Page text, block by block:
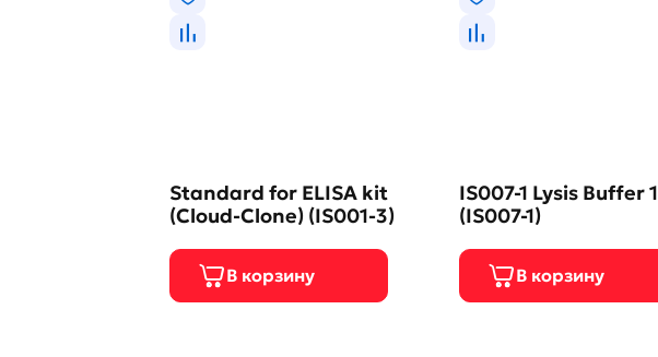
Standard for ELISA kit
(Cloud-Clone) (IS001-3)
IS007-1 Lysis Buffer 1
(IS007-1)